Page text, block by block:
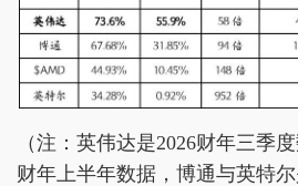
（注：英伟达是2026财年三季
财年上半年数据，博通与英特